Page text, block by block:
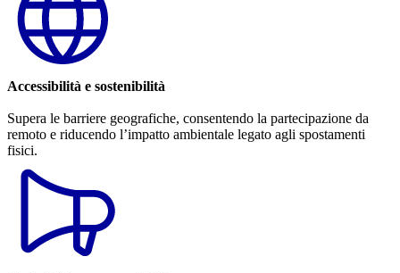
Accessibilità e sostenibilità
Supera le barriere geografiche, consentendo la partecipazione da
remoto e riducendo l’impatto ambientale legato agli spostamenti
fisici.